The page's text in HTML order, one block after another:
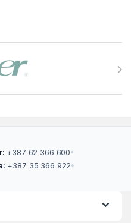
+387 62 366 600•
+387 35 366 922•